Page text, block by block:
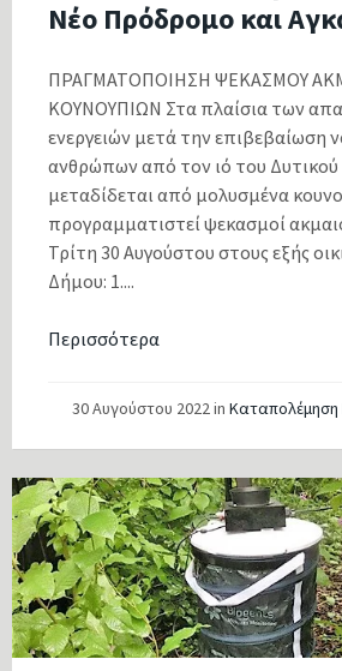
Νέο Πρόδρομο και
ΠΡΑΓΜΑΤΟΠΟΙΗΣΗ ΨΕΚΑΣΜΟΥ
ΚΟΥΝΟΥΠΙΩΝ Στα πλαίσια των
ενεργειών μετά την επιβεβαίωση
ανθρώπων από τον ιό του Δυτικού
μεταδίδεται από μολυσμένα
προγραμματιστεί ψεκασμοί
Τρίτη 30 Αυγούστου στους εξής
Δήμου: 1....
Περισσότερα
30 Αυγούστου 2022in